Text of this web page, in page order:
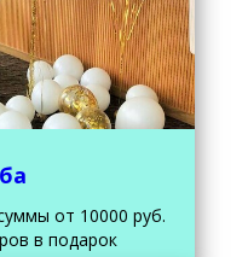
от 10000 руб.
в подарок